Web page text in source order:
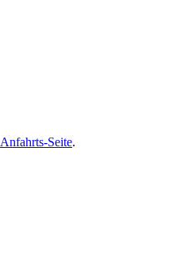
Anfahrts-Seite.